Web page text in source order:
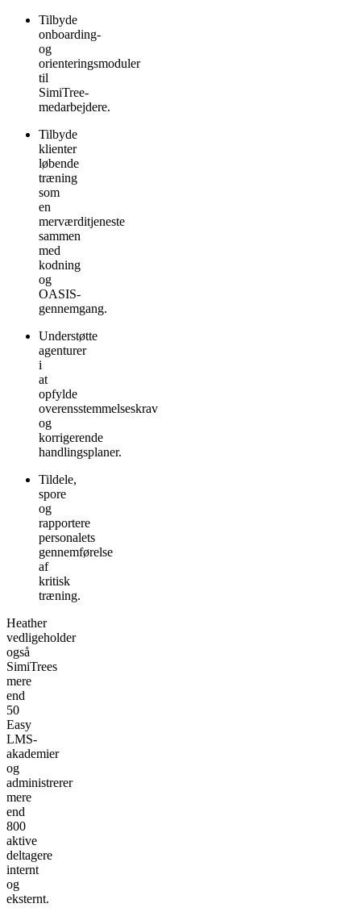
Tilbyde
onboarding-
og
orienteringsmoduler
til
SimiTree-
medarbejdere.
Tilbyde
klienter
løbende
træning
som
en
merværditjeneste
sammen
med
kodning
og
OASIS-
gennemgang.
Understøtte
agenturer
i
at
opfylde
overensstemmelseskrav
og
korrigerende
handlingsplaner.
Tildele,
spore
og
rapportere
personalets
gennemførelse
af
kritisk
træning.
Heather
vedligeholder
også
SimiTrees
mere
end
50
Easy
LMS-
akademier
og
administrerer
mere
end
800
aktive
deltagere
internt
og
eksternt.